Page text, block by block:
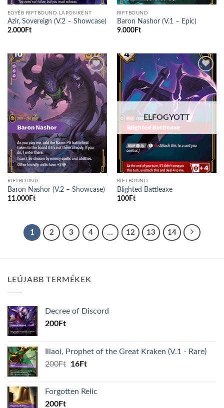
EGYÉB RIFTBOUND LAPONKÉNT
Azir, Sovereign (V.2 – Showcase)
2.000Ft
RIFTBOUND
Baron Nashor (V.1 – Epic)
9.000Ft
wishlist
RIFTBOUND
Baron Nashor (V.2 – Showcase)
11.000Ft
Add to
wishlist
ELFOGYOTT
RIFTBOUND
Blighted Battleaxe
100Ft
1 2 3 4 … 12 13 14
LEÚJABB TERMÉKEK
Decree of Discord
200Ft
Illaoi, Prophet of the Great Kraken (V.1 - Rare)
200Ft
Original
200Ft.
16FtCurrent
16Ft.
Forgotten Relic
200Ft